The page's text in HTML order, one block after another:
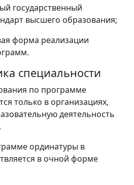
государственный
высшего образования;
форма реализации
специальности
по программе
только в организациях,
деятельность
ординатуры в
в очной форме